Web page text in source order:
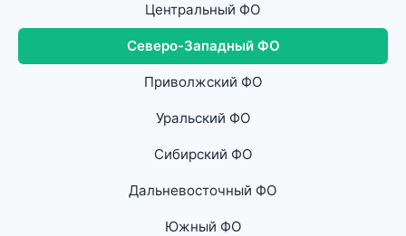
Центральный ФО
Северо-Западный ФО
Приволжский ФО
Уральский ФО
Сибирский ФО
Дальневосточный ФО
Южный ФО